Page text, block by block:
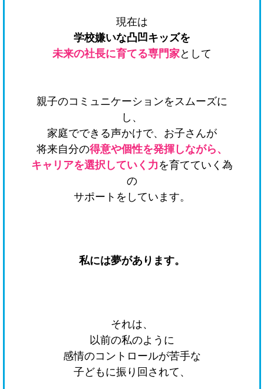
現在は
学校嫌いな凸凹キッズを
未来の社長に育てる専門家として
親子のコミュニケーションをスムーズに
し、
家庭でできる声かけで、お子さんが
将来自分の得意や個性を発揮しながら、
キャリアを選択していく力 を育てていく為
の
サポートをしています。
私には夢があります。
それは、
以前の私のように
感情のコントロールが苦手な
子どもに振り回されて、